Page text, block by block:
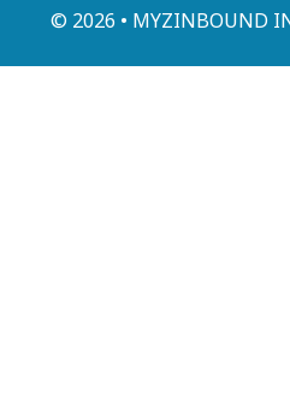
© 2026 • MYZINBOUND